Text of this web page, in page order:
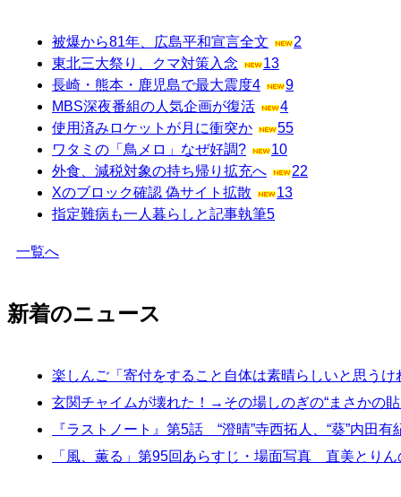
被爆から81年、広島平和宣言全文
2
東北三大祭り、クマ対策入念
13
長崎・熊本・鹿児島で最大震度4
9
MBS深夜番組の人気企画が復活
4
使用済みロケットが月に衝突か
55
ワタミの「鳥メロ」なぜ好調?
10
外食、減税対象の持ち帰り拡充へ
22
Xのブロック確認 偽サイト拡散
13
指定難病も一人暮らしと記事執筆5
一覧へ
新着のニュース
楽しんご「寄付をすること自体は素晴らしいと思う
玄関チャイムが壊れた！→その場しのぎの“まさかの
『ラストノート』第5話 “澄晴”寺西拓人、“葵”内田有
「風、薫る」第95回あらすじ・場面写真 直美とり